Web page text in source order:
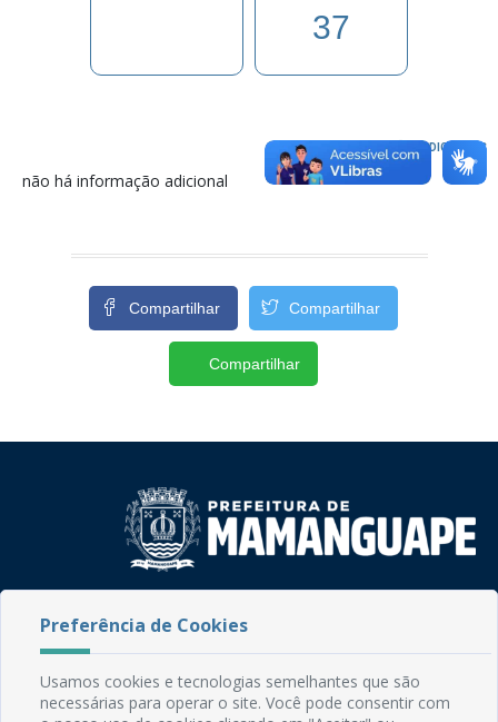
37
INFORMAÇÕES ADICIONAIS
não há informação adicional
Compartilhar Compartilhar
Compartilhar
CEP: 58.280-000 - Mamanguape/PB
Fone: (83) 3292-2246
Email: comunicacao@mamanguape.pb.gov.br
Expediente: Segunda à Sexta, das 08h às 13h
Preferência de Cookies
Usamos cookies e tecnologias semelhantes que são
necessárias para operar o site. Você pode consentir com